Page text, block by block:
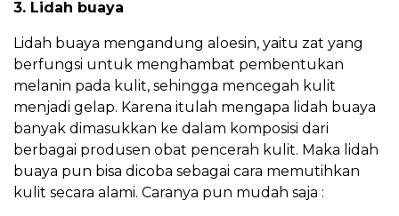
3. Lidah buaya
Lidah buaya mengandung aloesin, yaitu zat yang
berfungsi untuk menghambat pembentukan
melanin pada kulit, sehingga mencegah kulit
menjadi gelap. Karena itulah mengapa lidah buaya
banyak dimasukkan ke dalam komposisi dari
berbagai produsen obat pencerah kulit. Maka lidah
buaya pun bisa dicoba sebagai cara memutihkan
kulit secara alami. Caranya pun mudah saja :